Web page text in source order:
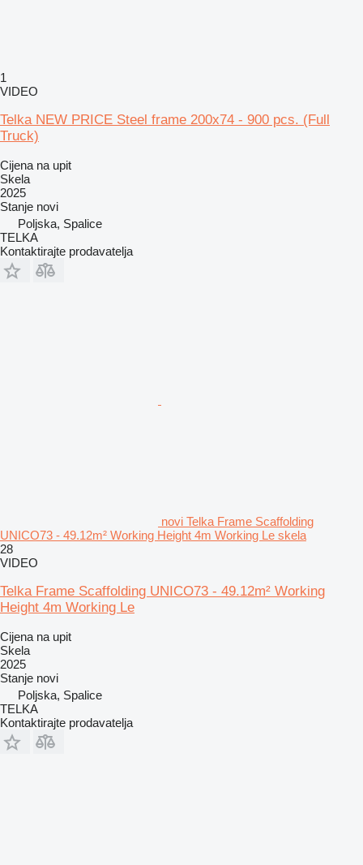
1
VIDEO
Telka NEW PRICE Steel frame 200x74 - 900 pcs. (Full
Truck)
Cijena na upit
Skela
2025
Stanje novi
Poljska, Spalice
TELKA
Kontaktirajte prodavatelja
novi Telka Frame Scaffolding
UNICO73 - 49.12m² Working Height 4m Working Le skela
28
VIDEO
Telka Frame Scaffolding UNICO73 - 49.12m² Working
Height 4m Working Le
Cijena na upit
Skela
2025
Stanje novi
Poljska, Spalice
TELKA
Kontaktirajte prodavatelja